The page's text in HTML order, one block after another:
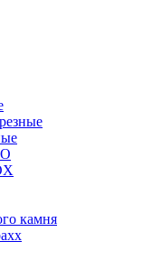
камня